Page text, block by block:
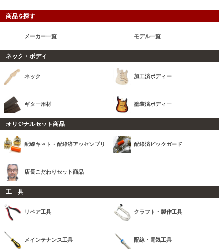
商品を探す
メーカー一覧 モデル一覧
ネック・ボディ
ネック 加工済ボディー
ギター用材 塗装済ボディー
オリジナルセット商品
配線キット・配線済アッセンブリ 配線済ピックガード
店長こだわりセット商品
工 具
リペア工具 クラフト・製作工具
メインテナンス工具 配線・電気工具